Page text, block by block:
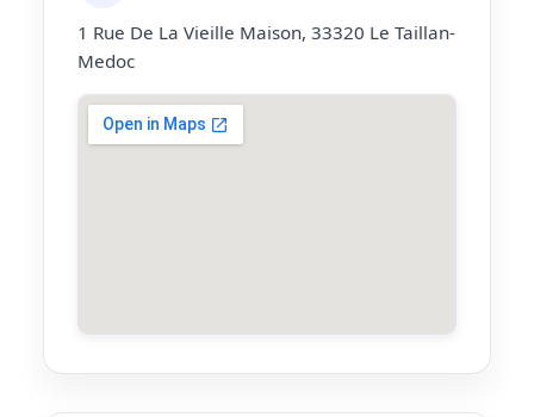
1 Rue De La Vieille Maison, 33320 Le Taillan-
Medoc